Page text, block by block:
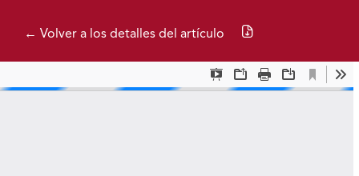
← Volver a los detalles del artículo Descargar PDF